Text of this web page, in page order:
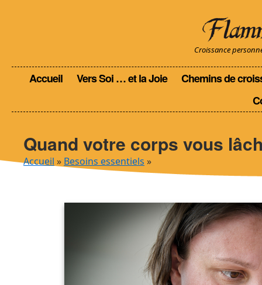
Croissance
Accueil Vers Soi … et la Joie
Chemins de
Quand votre corps vous
Accueil » Besoins essentiels »